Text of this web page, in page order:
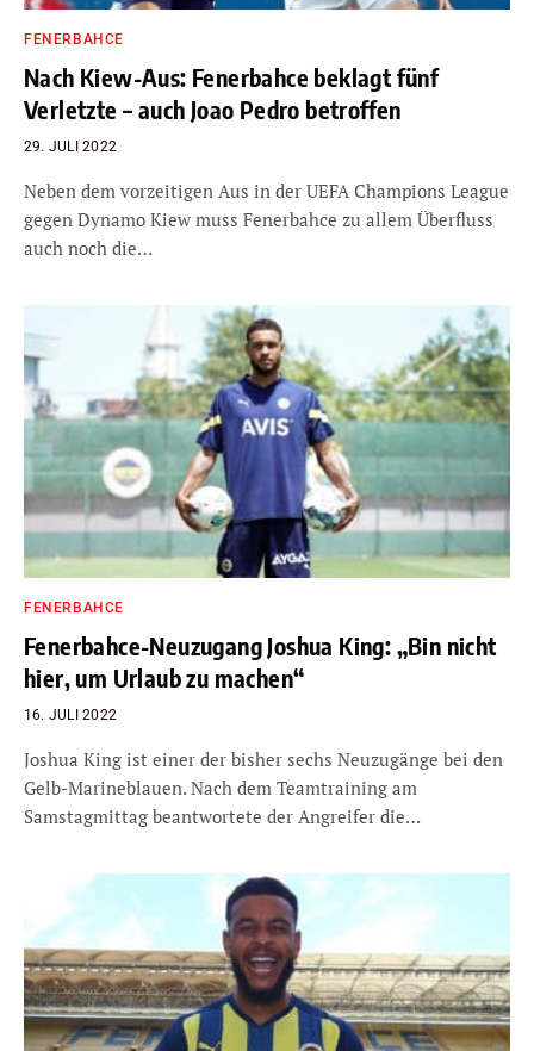
FENERBAHCE
Nach Kiew-Aus: Fenerbahce beklagt fünf
Verletzte – auch Joao Pedro betroffen
29. JULI 2022
Neben dem vorzeitigen Aus in der UEFA Champions League
gegen Dynamo Kiew muss Fenerbahce zu allem Überfluss
auch noch die…
FENERBAHCE
Fenerbahce-Neuzugang Joshua King: „Bin nicht
hier, um Urlaub zu machen“
16. JULI 2022
Joshua King ist einer der bisher sechs Neuzugänge bei den
Gelb-Marineblauen. Nach dem Teamtraining am
Samstagmittag beantwortete der Angreifer die…